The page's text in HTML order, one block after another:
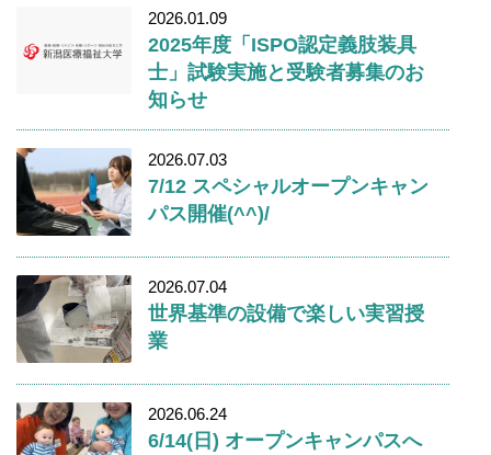
2026.01.09
2025年度「ISPO認定義肢装具
士」試験実施と受験者募集のお
知らせ
2026.07.03
7/12 スペシャルオープンキャン
パス開催(^^)/
2026.07.04
世界基準の設備で楽しい実習授
業
2026.06.24
6/14(日) オープンキャンパスへ